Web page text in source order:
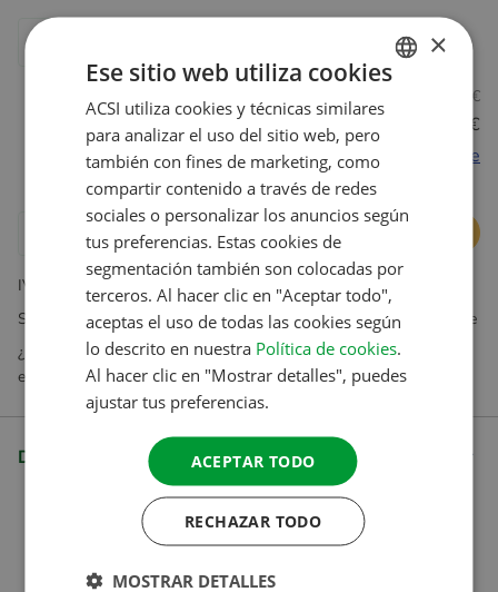
Español
No miembros 21,95 €
Miembros Club ID
20,95 €
Hazte socio ahora y ahorra directamente
Añadir al carrito
IVA incluido Gastos de envío no incluidos
Suscripciones disponibles exclusivamente en nuestra tienda online
¿Preguntas? Nuestro servicio de atención al cliente estará
encantado de ayudarte
Descripción
DUTCH
ENGLISH
GERMAN
DANISH
SPANISH
SWEDISH
×
Ese sitio web utiliza cookies
ACSI utiliza cookies y técnicas similares
para analizar el uso del sitio web, pero
también con fines de marketing, como
compartir contenido a través de redes
sociales o personalizar los anuncios según
tus preferencias. Estas cookies de
segmentación también son colocadas por
terceros. Al hacer clic en "Aceptar todo",
aceptas el uso de todas las cookies según
lo descrito en nuestra Política de cookies.
Al hacer clic en "Mostrar detalles", puedes
ajustar tus preferencias.
ACEPTAR TODO
RECHAZAR TODO
MOSTRAR DETALLES